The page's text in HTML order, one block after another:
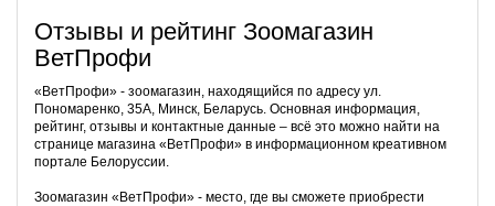
Отзывы и рейтинг Зоомагазин
ВетПрофи
«ВетПрофи» - зоомагазин, находящийся по адресу ул.
Пономаренко, 35А, Минск, Беларусь. Основная информация,
рейтинг, отзывы и контактные данные – всё это можно найти на
странице магазина «ВетПрофи» в информационном креативном
портале Белоруссии.
Зоомагазин «ВетПрофи» - место, где вы сможете приобрести